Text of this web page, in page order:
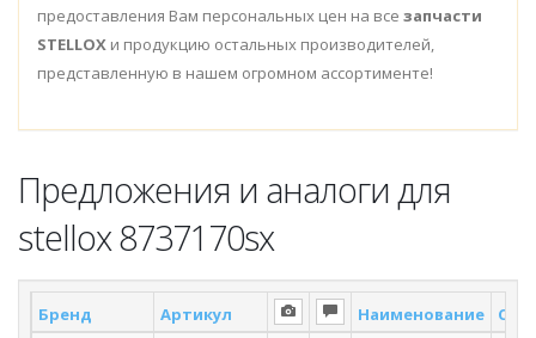
предоставления Вам персональных цен на все запчасти
STELLOX и продукцию остальных производителей,
представленную в нашем огромном ассортименте!
Предложения и аналоги для
stellox 8737170sx
Бренд Артикул Наименование